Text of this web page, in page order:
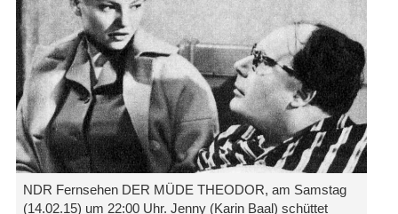
NDR Fernsehen DER MÜDE THEODOR, am Samstag
(14.02.15) um 22:00 Uhr. Jenny (Karin Baal) schüttet